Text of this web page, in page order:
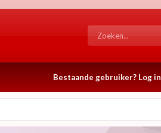
Bestaande gebruiker? Log in